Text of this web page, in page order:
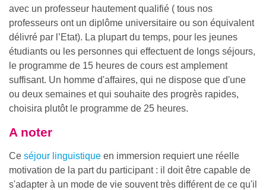
avec un professeur hautement qualifié ( tous nos
professeurs ont un diplôme universitaire ou son équivalent
délivré par l’Etat). La plupart du temps, pour les jeunes
étudiants ou les personnes qui effectuent de longs séjours,
le programme de 15 heures de cours est amplement
suffisant. Un homme d'affaires, qui ne dispose que d'une
ou deux semaines et qui souhaite des progrès rapides,
choisira plutôt le programme de 25 heures.
A noter
Ce séjour linguistique en immersion requiert une réelle
motivation de la part du participant : il doit être capable de
s'adapter à un mode de vie souvent très différent de ce qu'il